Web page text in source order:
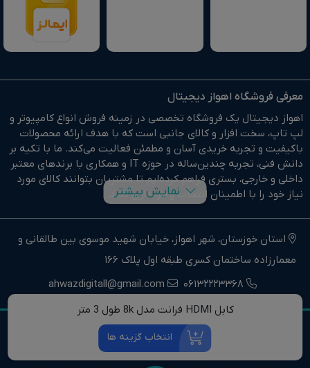
معرفی فروشگاه اهواز دیجیتال
اهواز دیجیتال یک فروشگاه تخصصی در زمینه فروش انواع کامپیوتر و
لپ تاپ، سخت افزار و کالای جانبی است که با هدف ارائه محصولات
باکیفیت و تجربه خریدی آسان و مطمئن فعالیت می‌کند. ما با تکیه بر
دانش فنی، تجربه چندین‌ساله در حوزه IT و همکاری با برندهای معتبر
داخلی و خارجی، بستری فراهم کرده‌ایم تا مشتریان بتوانند کالای مورد
نیاز خود را با اطمینان انتخاب و خریداری کنند.
در وبسایت اهواز دیجیتال براحتی خرید آنلاین انجام دهید و در
کوتاهترین زمان ممکن کالای خود را تحویل بگیرید.
ما وارد کننده مستقیم انواع کامپیوتر،لپ تاپ و سخت افزار استوک و
اوپن باکس در جنوب غرب کشور هستیم.
اهواز دیجیتال نماینده فروش و خدمات انواع کامپیوترهای خانگی و
حرفه ای و همچنین انواع لپتاپ، سخت افزار و کالای جانبی در استان
خوزستان و جنوب غرب کشور است.
اهواز دیجیتال تنها یک فروشگاه نیست، بلکه یک مرجع تخصصی
نمایش بیشتر
استان خوزستان، شهر اهواز، خیابان شهید موسوی بین طالقانی و
معمارزاده ساختمان کسری طبقه اول پلاک 166
06132223368
ahwazdigitall@gmail.com
تمامی حقوق مادی و معنوی این وب سایت برای مرکز کامپیوتر اهواز
دیجیتال محفوظ است.
کابل HDMI فرانت مدل 8k طول 3 متر
انتخاب گزینه ها